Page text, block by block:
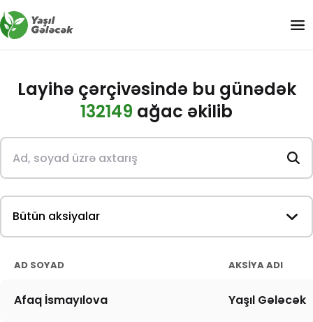
Layihə çərçivəsində bu günədək
132149 ağac əkilib
AD SOYAD AKSIYA ADI
Afaq İsmayılova Yaşıl Gələcək